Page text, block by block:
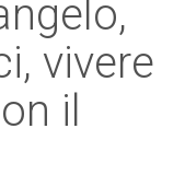
vivere
il